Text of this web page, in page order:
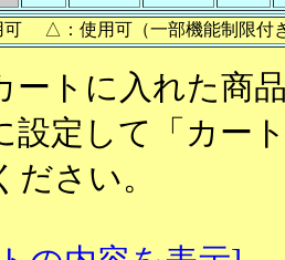
可 △：使用可（一部機能制限
ートに入れた商
設定して「カー
ださい。